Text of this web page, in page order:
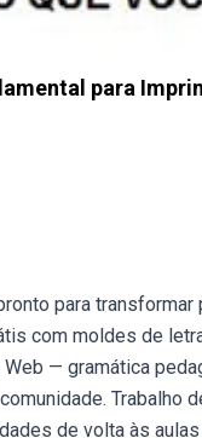
para
para transformar
com moldes de
— gramática
Trabalho
de volta às